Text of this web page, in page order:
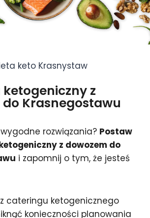
keto Krasnystaw
z
Krasnegostawu
rozwiązania? Postaw
z dowozem do
i zapomnij o tym, że jesteś
cateringu ketogenicznego
konieczności planowania